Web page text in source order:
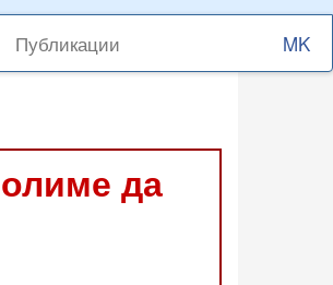
Публикации
Select
your
да